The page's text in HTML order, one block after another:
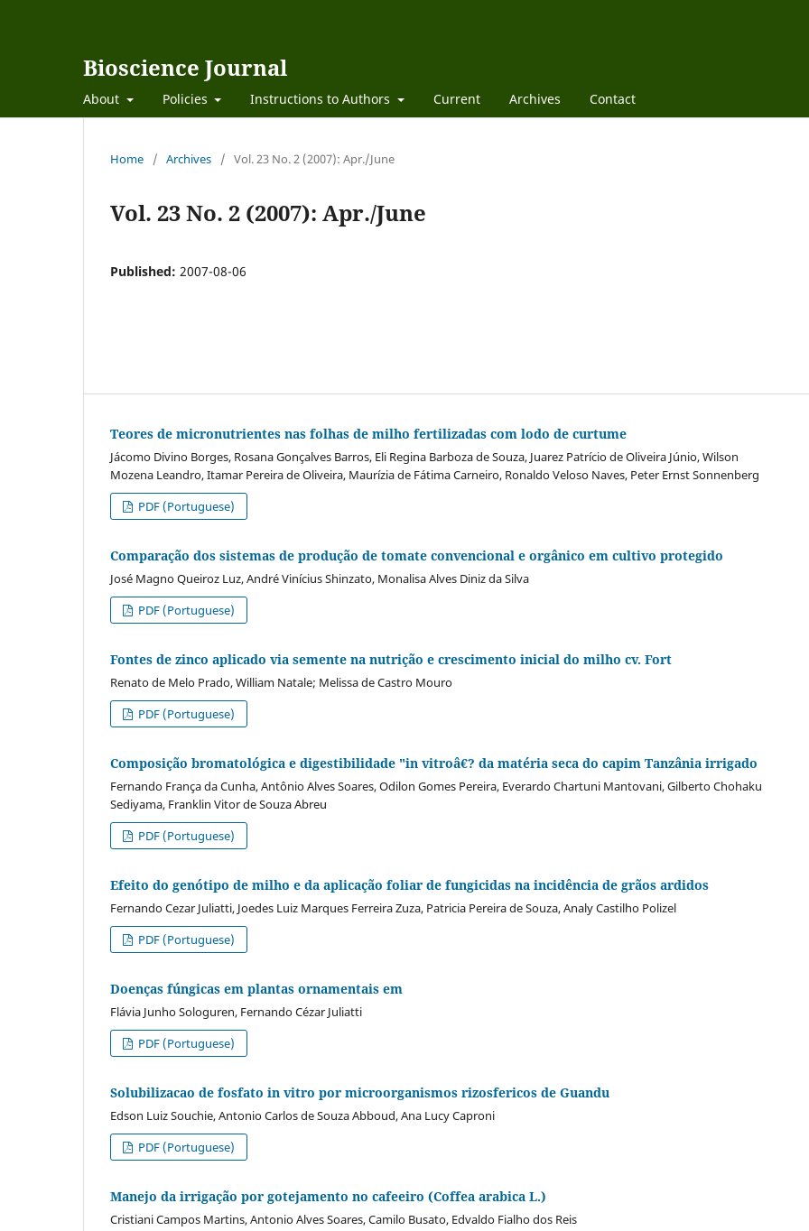
Bioscience Journal
About Policies Instructions to Authors Current Archives Contact
Home / Archives / Vol. 23 No. 2 (2007): Apr./June
Vol. 23 No. 2 (2007): Apr./June
Published: 2007-08-06
Teores de micronutrientes nas folhas de milho fertilizadas com lodo de curtume
Jácomo Divino Borges, Rosana Gonçalves Barros, Eli Regina Barboza de Souza, Juarez Patrício de Oliveira Júnio, Wilson
Mozena Leandro, Itamar Pereira de Oliveira, Maurízia de Fátima Carneiro, Ronaldo Veloso Naves, Peter Ernst Sonnenberg
PDF (Portuguese)
Comparação dos sistemas de produção de tomate convencional e orgânico em cultivo protegido
José Magno Queiroz Luz, André Vinícius Shinzato, Monalisa Alves Diniz da Silva
PDF (Portuguese)
Fontes de zinco aplicado via semente na nutrição e crescimento inicial do milho cv. Fort
Renato de Melo Prado, William Natale; Melissa de Castro Mouro
PDF (Portuguese)
Composição bromatológica e digestibilidade "in vitroâ€? da matéria seca do capim Tanzânia irrigado
Fernando França da Cunha, Antônio Alves Soares, Odilon Gomes Pereira, Everardo Chartuni Mantovani, Gilberto Chohaku
Sediyama, Franklin Vitor de Souza Abreu
PDF (Portuguese)
Efeito do genótipo de milho e da aplicação foliar de fungicidas na incidência de grãos ardidos
Fernando Cezar Juliatti, Joedes Luiz Marques Ferreira Zuza, Patricia Pereira de Souza, Analy Castilho Polizel
PDF (Portuguese)
Doenças fúngicas em plantas ornamentais em
Flávia Junho Sologuren, Fernando Cézar Juliatti
PDF (Portuguese)
Solubilizacao de fosfato in vitro por microorganismos rizosfericos de Guandu
Edson Luiz Souchie, Antonio Carlos de Souza Abboud, Ana Lucy Caproni
PDF (Portuguese)
Manejo da irrigação por gotejamento no cafeeiro (Coffea arabica L.)
Cristiani Campos Martins, Antonio Alves Soares, Camilo Busato, Edvaldo Fialho dos Reis